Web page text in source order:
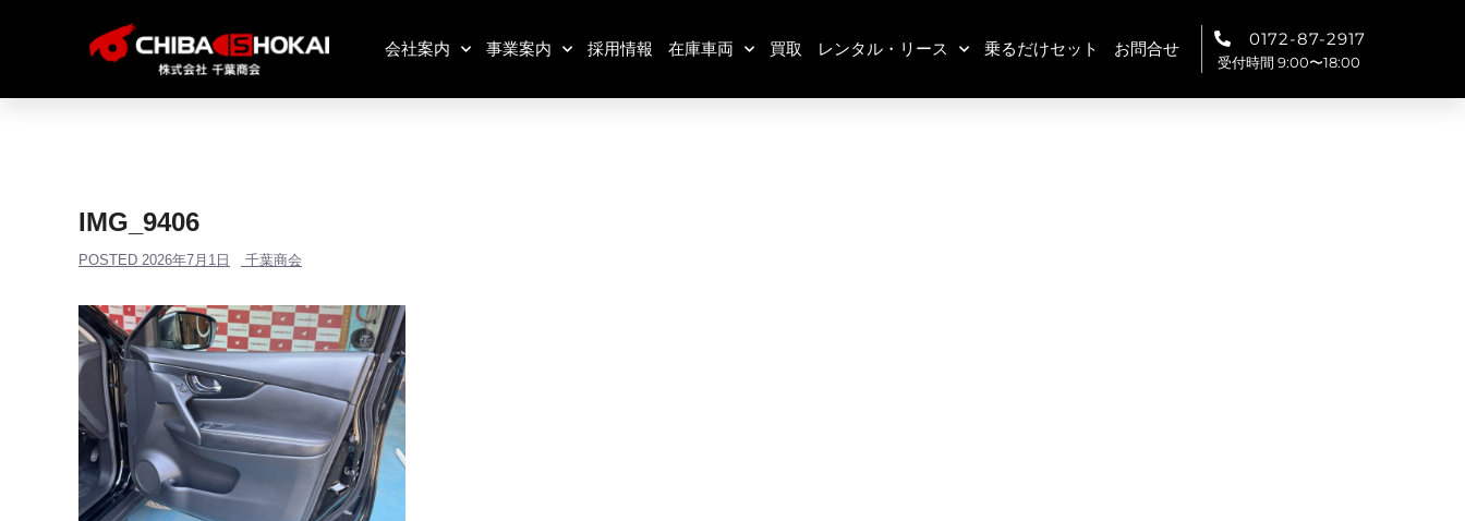
会社案内 事業案内 採用情報 在庫車両 買取 レンタル・リース 乗るだけセット お問合せ 0172-87-2917
受付時間 9:00〜18:00
IMG_9406
POSTED 2026年7月1日 千葉商会